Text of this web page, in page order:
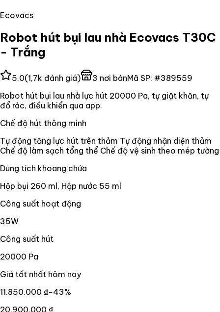
Ecovacs
Robot hút bụi lau nhà Ecovacs T30C
- Trắng
5.0(1,7k đánh giá) 3 nơi bánMã SP: #389559
Robot hút bụi lau nhà lực hút 20000 Pa, tự giặt khăn, tự
đổ rác, điều khiển qua app.
Chế độ hút thông minh
Tự động tăng lực hút trên thảm Tự động nhận diện thảm
Chế độ làm sạch tổng thể Chế độ vệ sinh theo mép tường
Dung tích khoang chứa
Hộp bụi 260 ml, Hộp nước 55 ml
Công suất hoạt động
35W
Công suất hút
20000 Pa
Giá tốt nhất hôm nay
11.850.000 ₫−43%
20.900.000 ₫